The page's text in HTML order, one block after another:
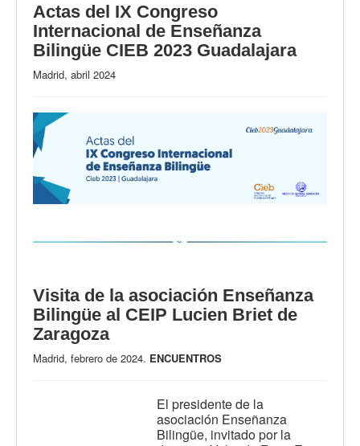
Actas del IX Congreso
Internacional de Enseñanza
Bilingüe CIEB 2023 Guadalajara
Madrid, abril 2024
Visita de la asociación Enseñanza
Bilingüe al CEIP Lucien Briet de
Zaragoza
Madrid, febrero de 2024. ENCUENTROS
El presidente de la
asociación Enseñanza
Bilingüe, invitado por la